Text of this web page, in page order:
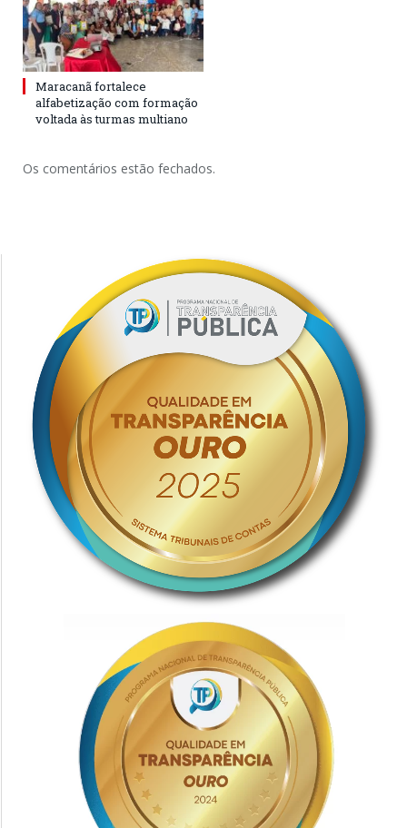
Maracanã fortalece
alfabetização com formação
voltada às turmas multiano
Os comentários estão fechados.